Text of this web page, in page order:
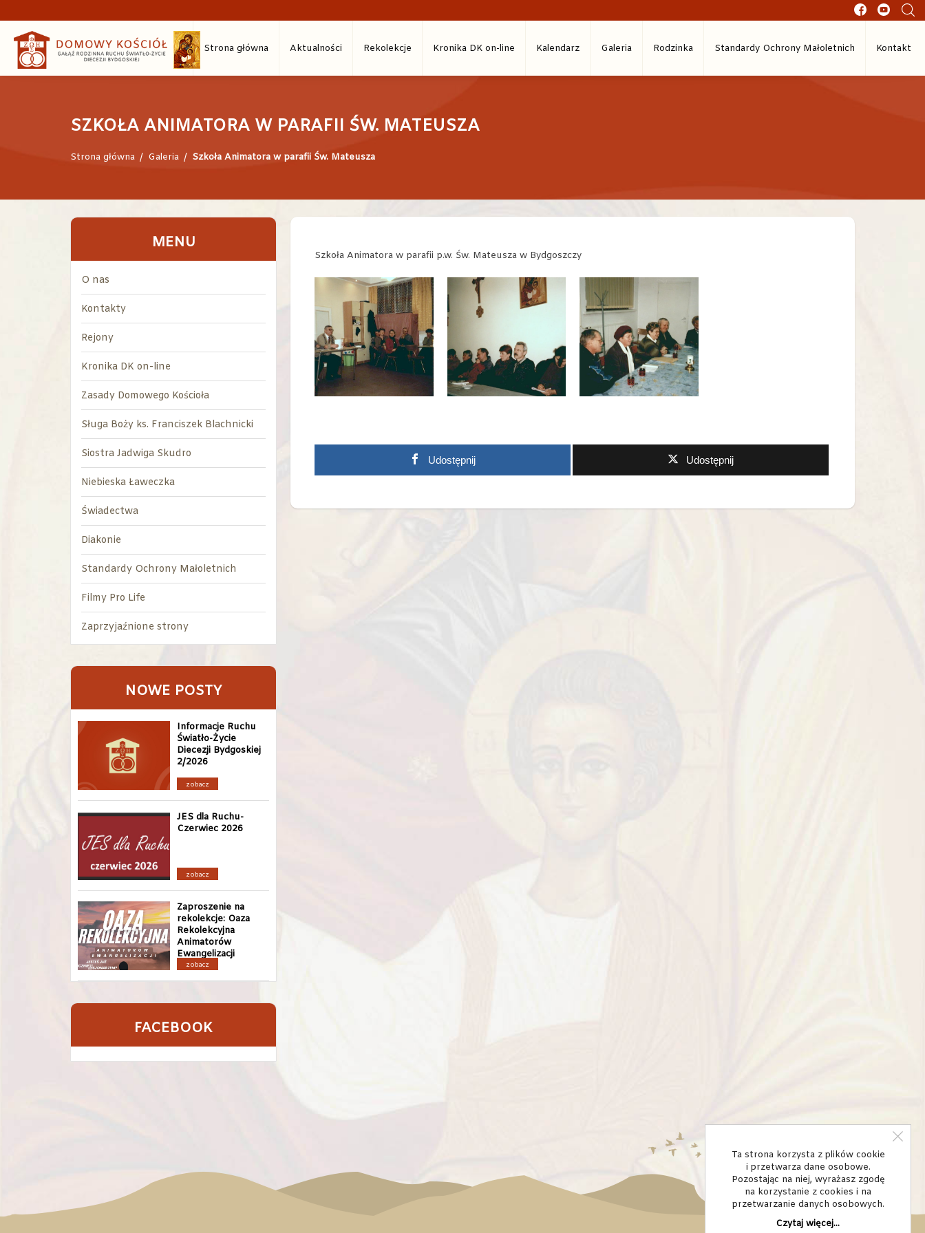
Ta strona korzysta z plików cookie
i przetwarza dane osobowe.
Pozostając na niej, wyrażasz zgodę
na korzystanie z cookies i na
przetwarzanie danych osobowych.
Czytaj więcej...
Strona główna Aktualności Rekolekcje Kronika DK on-line Kalendarz Galeria Rodzinka Standardy Ochrony Małoletnich Kontakt
SZKOŁA ANIMATORA W PARAFII ŚW. MATEUSZA
Strona główna / Galeria / Szkoła Animatora w parafii Św. Mateusza
Szkoła Animatora w parafii p.w. Św. Mateusza w Bydgoszczy
Udostępnij Udostępnij
MENU
O nas
Kontakty
Rejony
Kronika DK on-line
Zasady Domowego Kościoła
Sługa Boży ks. Franciszek Blachnicki
Siostra Jadwiga Skudro
Niebieska Ławeczka
Świadectwa
Diakonie
Standardy Ochrony Małoletnich
Filmy Pro Life
Zaprzyjaźnione strony
NOWE POSTY
Informacje Ruchu
Światło-Życie
Diecezji Bydgoskiej
2/2026
zobacz
JES dla Ruchu-
Czerwiec 2026
zobacz
Zaproszenie na
rekolekcje: Oaza
Rekolekcyjna
Animatorów
Ewangelizacji
zobacz
FACEBOOK